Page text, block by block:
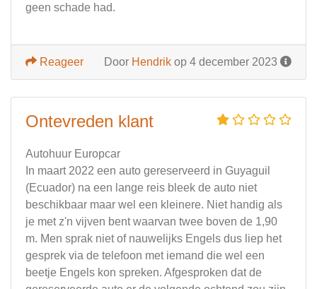
geen schade had.
Door Hendrik op 4 december 2023
Reageer
Ontevreden klant
Autohuur Europcar
In maart 2022 een auto gereserveerd in Guyaguil
(Ecuador) na een lange reis bleek de auto niet
beschikbaar maar wel een kleinere. Niet handig als
je met z'n vijven bent waarvan twee boven de 1,90
m. Men sprak niet of nauwelijks Engels dus liep het
gesprek via de telefoon met iemand die wel een
beetje Engels kon spreken. Afgesproken dat de